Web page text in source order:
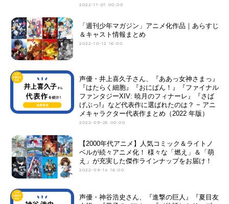
2022-11-01 00:00
「週刊少年マガジン」アニメ化作品｜あらすじ
＆キャスト情報まとめ
2022-10-12 16:00
声優・井上喜久子さん、『ああっ女神さまっ』
『はたらく細胞』『おにぱん！』『ファイナル
ファンタジーXIV: 暁月のフィナーレ』『さば
げぶっ!』など代表作に選ばれたのは？ − アニ
メキャラクター代表作まとめ（2022 年版）
2022-09-25 00:00
【2000年代アニメ】人気コミック＆ライトノ
ベルが続々アニメ化！ 様々な「燃え」＆「萌
え」が充実した傑作ラインナップをお届け！
2022-09-14 16:00
声優・神谷浩史さん、『進撃の巨人』『夏目友